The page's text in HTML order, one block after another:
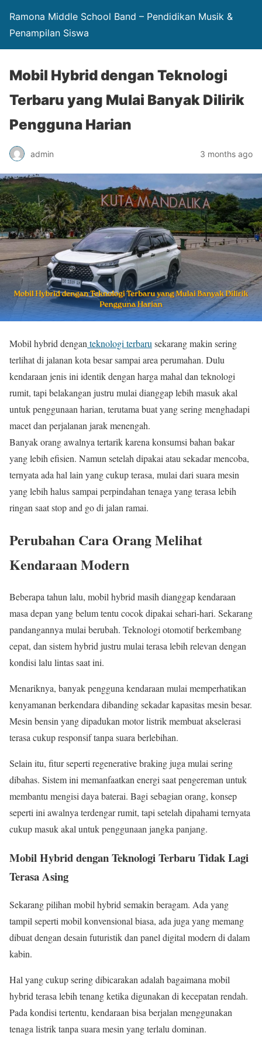
Ramona Middle School Band – Pendidikan Musik &
Penampilan Siswa
Mobil Hybrid dengan Teknologi
Terbaru yang Mulai Banyak Dilirik
Pengguna Harian
admin 3 months ago
Mobil hybrid dengan teknologi terbaru sekarang makin sering
terlihat di jalanan kota besar sampai area perumahan. Dulu
kendaraan jenis ini identik dengan harga mahal dan teknologi
rumit, tapi belakangan justru mulai dianggap lebih masuk akal
untuk penggunaan harian, terutama buat yang sering menghadapi
macet dan perjalanan jarak menengah.
Banyak orang awalnya tertarik karena konsumsi bahan bakar
yang lebih efisien. Namun setelah dipakai atau sekadar mencoba,
ternyata ada hal lain yang cukup terasa, mulai dari suara mesin
yang lebih halus sampai perpindahan tenaga yang terasa lebih
ringan saat stop and go di jalan ramai.
Perubahan Cara Orang Melihat
Kendaraan Modern
Beberapa tahun lalu, mobil hybrid masih dianggap kendaraan
masa depan yang belum tentu cocok dipakai sehari-hari. Sekarang
pandangannya mulai berubah. Teknologi otomotif berkembang
cepat, dan sistem hybrid justru mulai terasa lebih relevan dengan
kondisi lalu lintas saat ini.
Menariknya, banyak pengguna kendaraan mulai memperhatikan
kenyamanan berkendara dibanding sekadar kapasitas mesin besar.
Mesin bensin yang dipadukan motor listrik membuat akselerasi
terasa cukup responsif tanpa suara berlebihan.
Selain itu, fitur seperti regenerative braking juga mulai sering
dibahas. Sistem ini memanfaatkan energi saat pengereman untuk
membantu mengisi daya baterai. Bagi sebagian orang, konsep
seperti ini awalnya terdengar rumit, tapi setelah dipahami ternyata
cukup masuk akal untuk penggunaan jangka panjang.
Mobil Hybrid dengan Teknologi Terbaru Tidak Lagi
Terasa Asing
Sekarang pilihan mobil hybrid semakin beragam. Ada yang
tampil seperti mobil konvensional biasa, ada juga yang memang
dibuat dengan desain futuristik dan panel digital modern di dalam
kabin.
Hal yang cukup sering dibicarakan adalah bagaimana mobil
hybrid terasa lebih tenang ketika digunakan di kecepatan rendah.
Pada kondisi tertentu, kendaraan bisa berjalan menggunakan
tenaga listrik tanpa suara mesin yang terlalu dominan.